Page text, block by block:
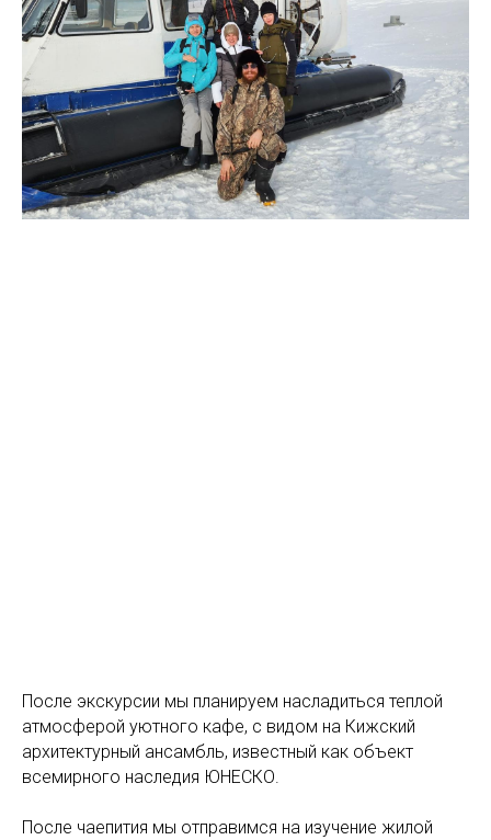
После экскурсии мы планируем насладиться теплой
атмосферой уютного кафе, с видом на Кижский
архитектурный ансамбль, известный как объект
всемирного наследия ЮНЕСКО.
После чаепития мы отправимся на изучение жилой